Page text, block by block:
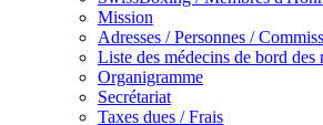
Mission
Adresses / Personnes /
Liste des médecins de bord des
Organigramme
Secrétariat
Taxes dues / Frais